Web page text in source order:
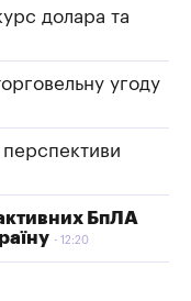
долара та
угоду
БпЛА
12:20